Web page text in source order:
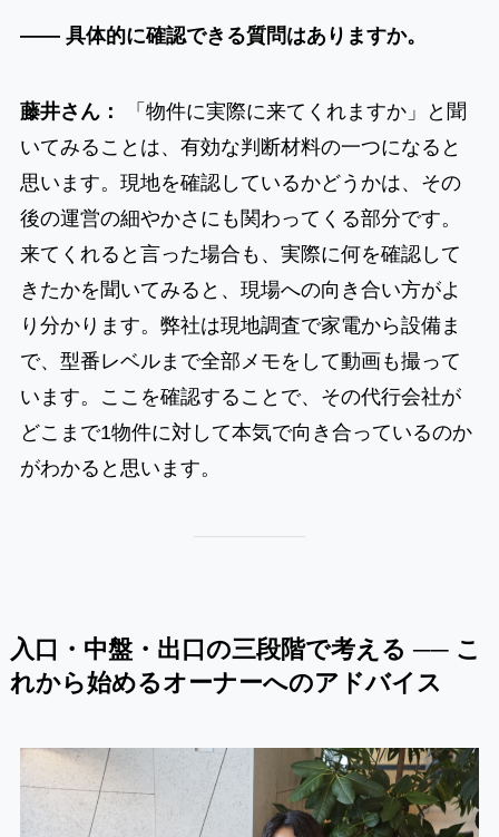
―― 具体的に確認できる質問はありますか。
藤井さん：
「物件に実際に来てくれますか」と聞
いてみることは、有効な判断材料の一つになると
思います。現地を確認しているかどうかは、その
後の運営の細やかさにも関わってくる部分です。
来てくれると言った場合も、実際に何を確認して
きたかを聞いてみると、現場への向き合い方がよ
り分かります。弊社は現地調査で家電から設備ま
で、型番レベルまで全部メモをして動画も撮って
います。ここを確認することで、その代行会社が
どこまで1物件に対して本気で向き合っているのか
がわかると思います。
入口・中盤・出口の三段階で考える ── こ
れから始めるオーナーへのアドバイス